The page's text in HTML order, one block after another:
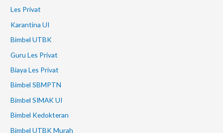
Les Privat
Karantina UI
Bimbel UTBK
Guru Les Privat
Biaya Les Privat
Bimbel SBMPTN
Bimbel SIMAK UI
Bimbel Kedokteran
Bimbel UTBK Murah